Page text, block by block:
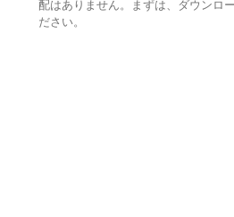
配はありません。まずは、ダウンロ
ださい。